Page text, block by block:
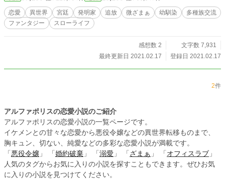
クと共に、素材集めや研究に勤しむ日々。 異端と呼ばれようと理解してくれる
人が近くにいる。それだけで幸せだった。 そんな日々が唐突に終わりを迎え
る。 連載するかもしれない短編です。 連載版開始の際はこちらでリンクを用意
恋愛 異世界 宮廷 発明家 追放 微ざまぁ 幼馴染
多種族交流
ファンタジー
スローライフ
感想数 2
文字数 7,931
最終更新日 2021.02.17
登録日 2021.02.17
2件
アルファポリスの恋愛小説のご紹介
アルファポリスの恋愛小説の一覧ページです。
イケメンとの甘々な恋愛から悪役令嬢などの異世界転移ものまで、
胸キュン、切ない、純愛などの多彩な恋愛小説が満載です。
「 悪役令嬢 」 「 婚約破棄 」 「 溺愛 」 「 ざまぁ 」 「 オフィスラブ 」
人気のタグからお気に入りの小説を探すこともできます。ぜひお気
に入りの小説を見つけてください。